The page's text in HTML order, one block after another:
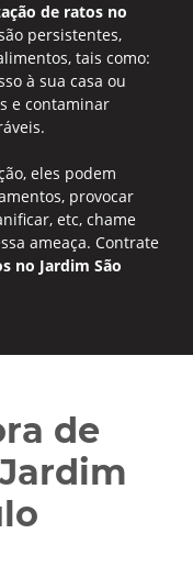
de ratos no
persistentes,
tais como:
à sua casa ou
e contaminar
eles podem
provocar
etc, chame
ameaça. Contrate
no Jardim São
de